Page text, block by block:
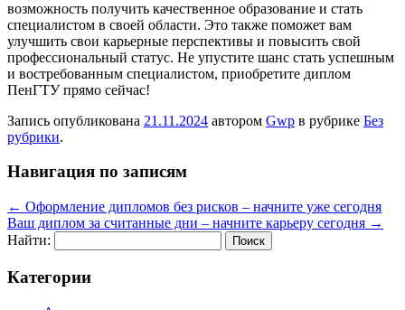
возможность получить качественное образование и стать
специалистом в своей области. Это также поможет вам
улучшить свои карьерные перспективы и повысить свой
профессиональный статус. Не упустите шанс стать успешным
и востребованным специалистом, приобретите диплом
ПенГТУ прямо сейчас!
Запись опубликована 21.11.2024 автором Gwp в рубрике Без
рубрики.
Навигация по записям
← Оформление дипломов без рисков – начните уже сегодня
Ваш диплом за считанные дни – начните карьеру сегодня →
Найти:
Категории